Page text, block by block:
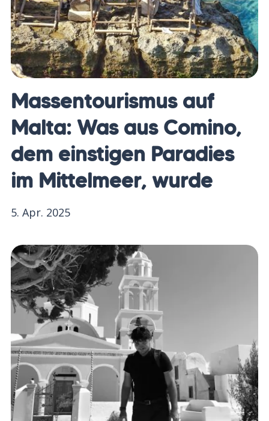
Massentourismus auf
Malta: Was aus Comino,
dem einstigen Paradies
im Mittelmeer, wurde
5. Apr. 2025